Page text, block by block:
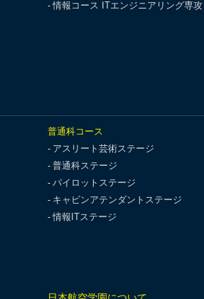
情報コース ITエンジニアリング専攻
普通科コース
アスリート芸術ステージ
普通科ステージ
パイロットステージ
キャビンアテンダントステージ
情報ITステージ